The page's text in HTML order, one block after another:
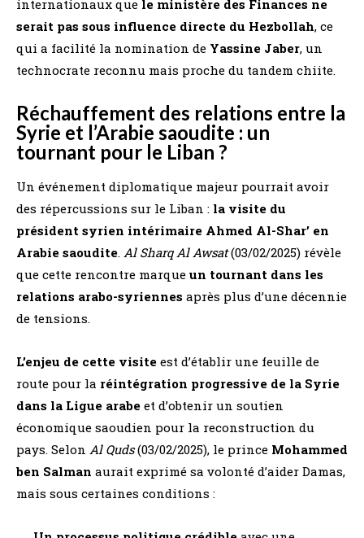
internationaux que le ministère des Finances ne
serait pas sous influence directe du Hezbollah, ce
qui a facilité la nomination de Yassine Jaber, un
technocrate reconnu mais proche du tandem chiite.
Réchauffement des relations entre la
Syrie et l’Arabie saoudite : un
tournant pour le Liban ?
Un événement diplomatique majeur pourrait avoir
des répercussions sur le Liban : la visite du
président syrien intérimaire Ahmed Al-Shar’ en
Arabie saoudite. Al Sharq Al Awsat(03/02/2025) révèle
que cette rencontre marque un tournant dans les
relations arabo-syriennes après plus d’une décennie
de tensions.
L’enjeu de cette visite est d’établir une feuille de
route pour la réintégration progressive de la Syrie
dans la Ligue arabe et d’obtenir un soutien
économique saoudien pour la reconstruction du
pays. Selon Al Quds(03/02/2025), le prince Mohammed
ben Salman aurait exprimé sa volonté d’aider Damas,
mais sous certaines conditions :